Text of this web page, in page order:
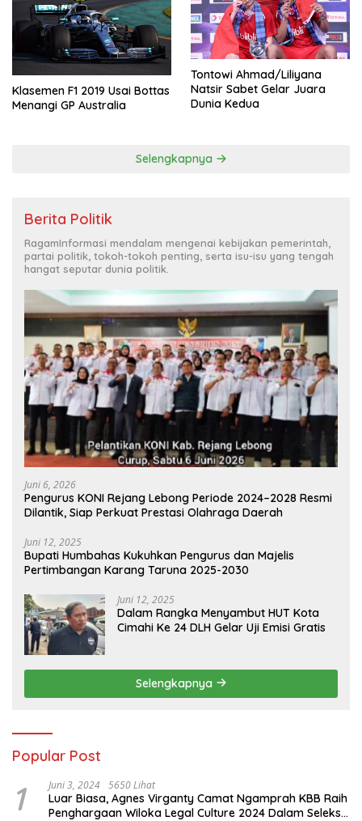
Klasemen F1 2019 Usai Bottas
Menangi GP Australia
Tontowi Ahmad/Liliyana
Natsir Sabet Gelar Juara
Dunia Kedua
Selengkapnya
Berita Politik
RagamInformasi mendalam mengenai kebijakan pemerintah,
partai politik, tokoh-tokoh penting, serta isu-isu yang tengah
hangat seputar dunia politik.
Juni 6, 2026
Pengurus KONI Rejang Lebong Periode 2024–2028 Resmi
Dilantik, Siap Perkuat Prestasi Olahraga Daerah
Juni 12, 2025
Bupati Humbahas Kukuhkan Pengurus dan Majelis
Pertimbangan Karang Taruna 2025-2030
Juni 12, 2025
Dalam Rangka Menyambut HUT Kota
Cimahi Ke 24 DLH Gelar Uji Emisi Gratis
Selengkapnya
Popular Post
1 Juni 3, 2024 5650 Lihat
Luar Biasa, Agnes Virganty Camat Ngamprah KBB Raih
Penghargaan Wiloka Legal Culture 2024 Dalam Seleksi